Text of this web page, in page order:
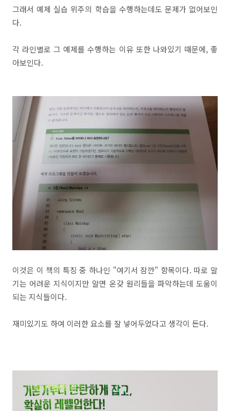
그래서 예제 실습 위주의 학습을 수행하는데도 문제가 없어보인
다.
각 라인별로 그 예제를 수행하는 이유 또한 나와있기 때문에, 좋
아보인다.
이것은 이 책의 특징 중 하나인 "여기서 잠깐" 항목이다. 따로 알
기는 어려운 지식이지만 알면 온갖 원리들을 파악하는데 도움이
되는 지식들이다.
재미있기도 하여 이러한 요소를 잘 넣어두었다고 생각이 든다.